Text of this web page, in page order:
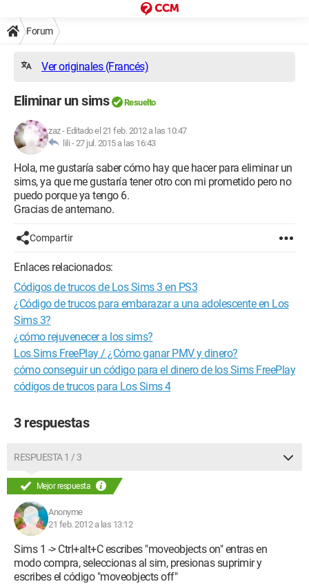
Forum
Ver originales (Francés)
Eliminar un sims Resuelto
zaz- Editado el 21 feb. 2012 a las 10:47
lili -27 jul. 2015 a las 16:43
Hola, me gustaría saber cómo hay que hacer para eliminar un
sims, ya que me gustaría tener otro con mi prometido pero no
puedo porque ya tengo 6.
Gracias de antemano.
Compartir
Enlaces relacionados:
Códigos de trucos de Los Sims 3 en PS3
¿Código de trucos para embarazar a una adolescente en Los
Sims 3?
¿cómo rejuvenecer a los sims?
Los Sims FreePlay / ¿Cómo ganar PMV y dinero?
cómo conseguir un código para el dinero de los Sims FreePlay
códigos de trucos para Los Sims 4
3 respuestas
RESPUESTA 1 / 3
Mejor respuesta
Anonyme
21 feb. 2012 a las 13:12
Sims 1 -> Ctrl+alt+C escribes "moveobjects on" entras en
modo compra, seleccionas al sim, presionas suprimir y
escribes el código "moveobjects off"